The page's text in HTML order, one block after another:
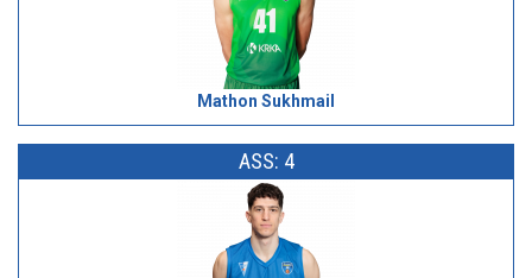
Mathon Sukhmail
ASS: 4